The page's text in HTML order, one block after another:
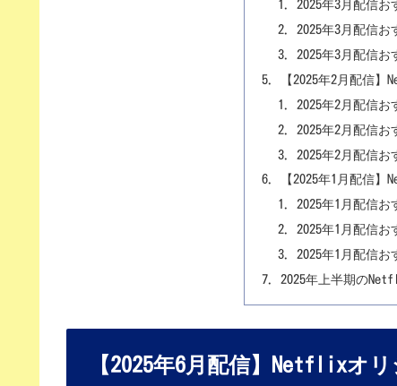
2025年3月配信お
2025年3月配信お
2025年3月配信お
【2025年2月配信
2025年2月配信お
2025年2月配信お
2025年2月配信お
【2025年1月配信
2025年1月配信お
2025年1月配信お
2025年1月配信お
2025年上半期の
【2025年6月配信】Netflixオ